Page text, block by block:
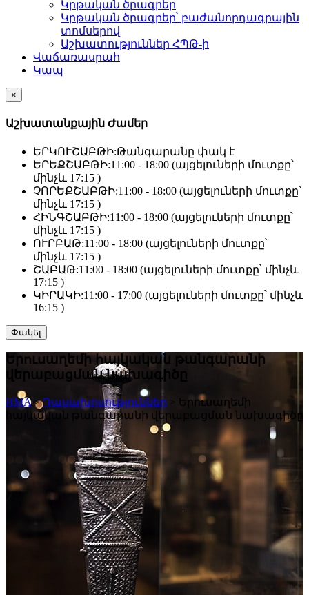
Կրթական ծրագրեր
Կրթական ծրագրեր՝ բաժանորդագրային
տոմսերով
Աշխատություններ ՀՊԹ-ի
Վաճառասրահ
Կապ
×
Աշխատանքային Ժամեր
ԵՐԿՈՒՇԱԲԹԻ:Թանգարանը փակ է
ԵՐԵՔՇԱԲԹԻ:11:00 - 18:00 (այցելուների մուտքը՝
մինչև 17:15 )
ՉՈՐԵՔՇԱԲԹԻ:11:00 - 18:00 (այցելուների մուտքը՝
մինչև 17:15 )
ՀԻՆԳՇԱԲԹԻ:11:00 - 18:00 (այցելուների մուտքը՝
մինչև 17:15 )
ՈՒՐԲԱԹ:11:00 - 18:00 (այցելուների մուտքը՝
մինչև 17:15 )
ՇԱԲԱԹ:11:00 - 18:00 (այցելուների մուտքը՝ մինչև
17:15 )
ԿԻՐԱԿԻ:11:00 - 17:00 (այցելուների մուտքը՝ մինչև
16:15 )
Փակել
Երուսաղեմի հայկական թանգարանի
վերաբացման նախագիծը
HMA>Դասախոսություններ
Երուսաղեմի
հայկական թանգարանի վերաբացման նախագիծը